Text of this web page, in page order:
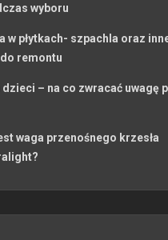
wyboru
w płytkach- szpachla oraz
remontu
dzieci – na co zwracać uwagę
waga przenośnego krzesła